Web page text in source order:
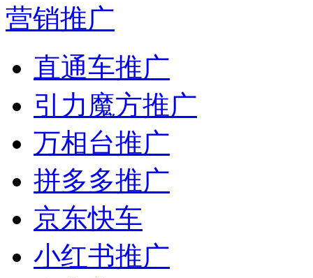
营销推广
直通车推广
引力魔方推广
万相台推广
拼多多推广
京东快车
小红书推广